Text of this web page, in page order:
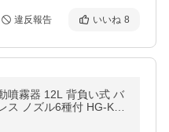
違反報告 いいね 8
噴霧器 12L 背負い式 バ
ス ノズル6種付 HG-KB